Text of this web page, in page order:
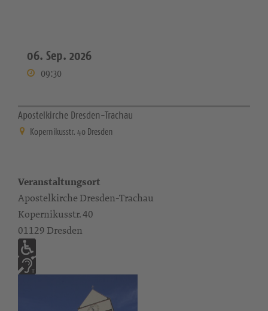
06. Sep. 2026
09:30
Apostelkirche Dresden-Trachau
Kopernikusstr. 40 Dresden
Veranstaltungsort
Apostelkirche Dresden-Trachau
Kopernikusstr. 40
01129 Dresden